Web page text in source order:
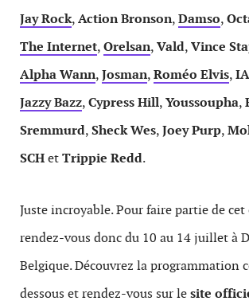
Jay Rock,Action Bronson,Damso,
The Internet,Orelsan,Vald,Vince
Alpha Wann,Josman,Roméo Elvis,
Jazzy Bazz,Cypress Hill,Youssoupha,
Sremmurd,Sheck Wes,Joey Purp,
SCHetTrippie Redd.
Juste incroyable. Pour faire partie de
rendez-vous donc du 10 au 14 juillet à
Belgique. Découvrez la programmation
dessous et rendez-vous sur lesite